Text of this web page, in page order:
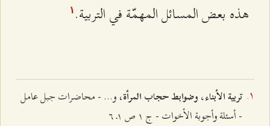
هذه بعض المسائل المهمّة في التربية. ۱
تربية الأبناء، وضوابط حجاب المرأة، و... - محاضرات جبل عامل
- أسئلة وأجوبة الأخوات - ج ۱ ص ۱ـ ٦